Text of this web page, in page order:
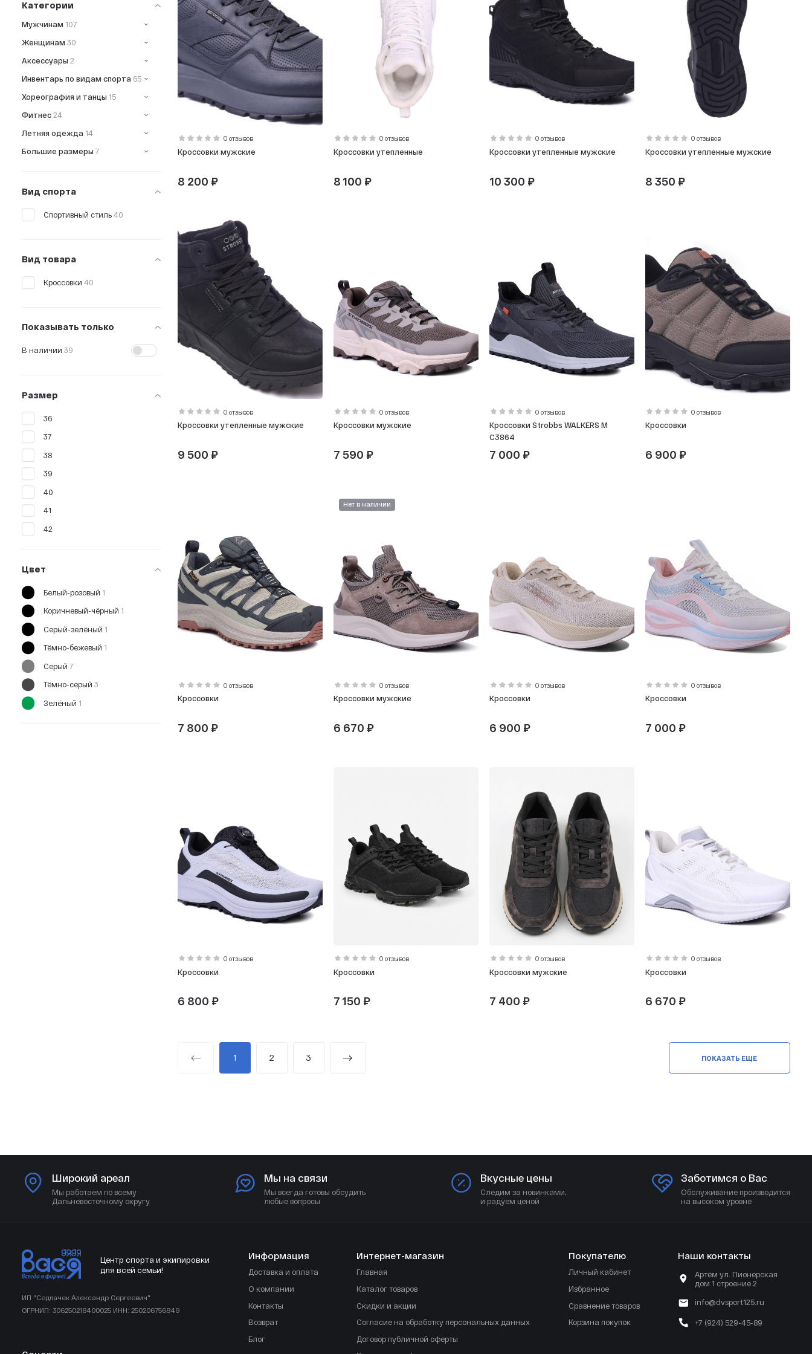
Категории
Мужчинам 107
Женщинам 30
Аксессуары 2
Инвентарь по видам спорта 65
Хореография и танцы 15
Фитнес24
Летняя одежда 14
Большие размеры 7
Вид спорта
Спортивный стиль 40
Вид товара
Кроссовки 40
Показывать только
В наличии 39
Размер
36
37
38
39
40
41
42
44
Цвет
Белый-розовый 1
Коричневый-чёрный 1
Серый-зелёный 1
Тёмно-бежевый 1
Серый 7
Тёмно-серый 3
Зелёный 1
0 отзывов
Кроссовки мужские
8 200 ₽
0 отзывов
Кроссовки утепленные
8 100 ₽
0 отзывов
Кроссовки утепленные мужские
10 300 ₽
0 отзывов
Кроссовки утепленные мужские
8 350 ₽
0 отзывов
Кроссовки утепленные мужские
9 500 ₽
0 отзывов
Кроссовки мужские
7 590 ₽
0 отзывов
Кроссовки Strobbs WALKERS M
C3864
7 000 ₽
0 отзывов
Кроссовки
6 900 ₽
0 отзывов
Кроссовки
7 800 ₽
Нет в наличии
0 отзывов
Кроссовки мужские
6 670 ₽
0 отзывов
Кроссовки
6 900 ₽
0 отзывов
Кроссовки
7 000 ₽
0 отзывов
Кроссовки
6 800 ₽
0 отзывов
Кроссовки
7 150 ₽
0 отзывов
Кроссовки мужские
7 400 ₽
0 отзывов
Кроссовки
6 670 ₽
1 2 3 ПОКАЗАТЬ ЕЩЕ
Широкий ареал
Мы работаем по всему
Дальневосточному округу
Мы на связи
Мы всегда готовы обсудить
любые вопросы
Вкусные цены
Следим за новинками,
и радуем ценой
Заботимся о Вас
Обслуживание производится
на высоком уровне
Центр спорта и экипировки
для всей семьи!
ИП "Седлачек Александр Сергеевич"
ОГРНИП: 306250218400025 ИНН: 250206756849
Информация
Доставка и оплата
О компании
Контакты
Возврат
Блог
Интернет-магазин
Главная
Каталог товаров
Скидки и акции
Согласие на обработку персональных данных
Договор публичной оферты
Покупателю
Личный кабинет
Избранное
Сравнение товаров
Корзина покупок
Наши контакты
Артём ул. Пионерская
дом 1 строение 2
info@dvsport125.ru
+7 (924) 529-45-89